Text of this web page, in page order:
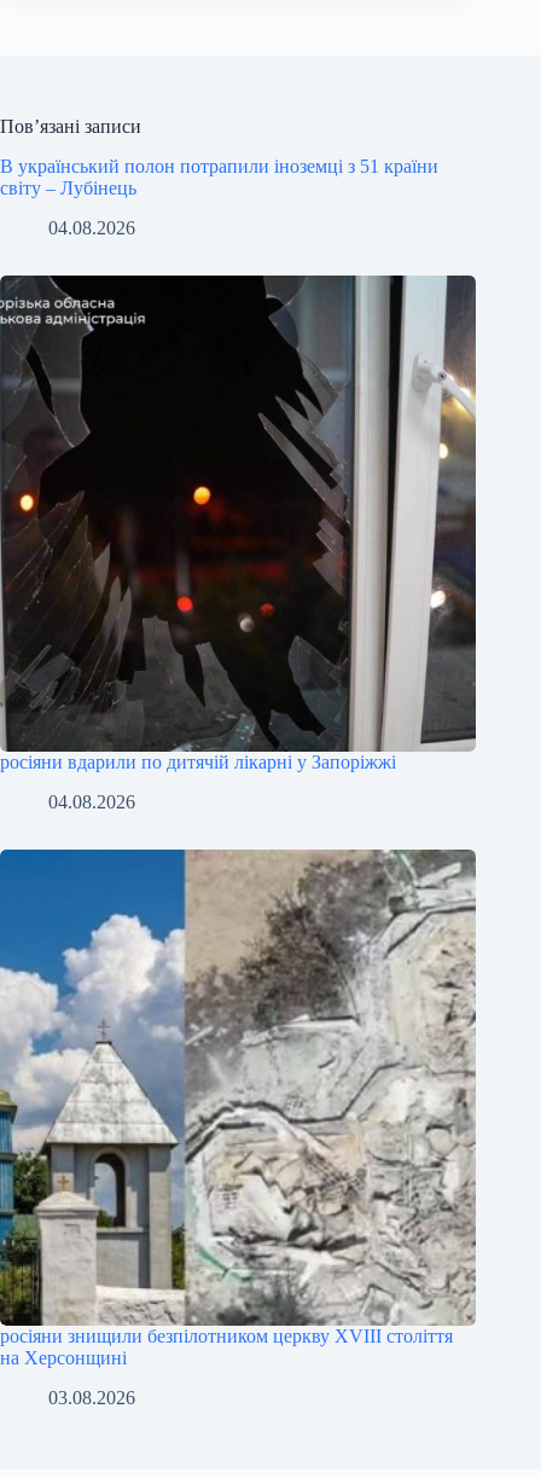
Пов’язані записи
В український полон потрапили іноземці з 51 країни
світу – Лубінець
04.08.2026
росіяни вдарили по дитячій лікарні у Запоріжжі
04.08.2026
росіяни знищили безпілотником церкву XVIII століття
на Херсонщині
03.08.2026